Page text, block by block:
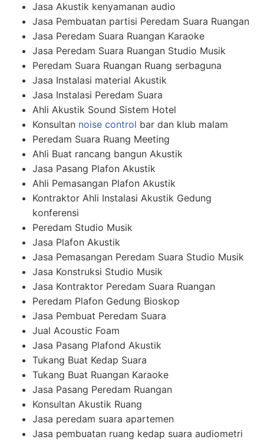
Jasa Akustik kenyamanan audio
Jasa Pembuatan partisi Peredam Suara Ruangan
Jasa Peredam Suara Ruangan Karaoke
Jasa Peredam Suara Ruangan Studio Musik
Peredam Suara Ruangan Ruang serbaguna
Jasa Instalasi material Akustik
Jasa Instalasi Peredam Suara
Ahli Akustik Sound Sistem Hotel
Konsultan noise control bar dan klub malam
Peredam Suara Ruang Meeting
Ahli Buat rancang bangun Akustik
Jasa Pasang Plafon Akustik
Ahli Pemasangan Plafon Akustik
Kontraktor Ahli Instalasi Akustik Gedung
konferensi
Peredam Studio Musik
Jasa Plafon Akustik
Jasa Pemasangan Peredam Suara Studio Musik
Jasa Konstruksi Studio Musik
Jasa Kontraktor Peredam Suara Ruangan
Peredam Plafon Gedung Bioskop
Jasa Pembuat Peredam Suara
Jual Acoustic Foam
Jasa Pasang Plafond Akustik
Tukang Buat Kedap Suara
Tukang Buat Ruangan Karaoke
Jasa Pasang Peredam Ruangan
Konsultan Akustik Ruang
Jasa peredam suara apartemen
Jasa pembuatan ruang kedap suara audiometri